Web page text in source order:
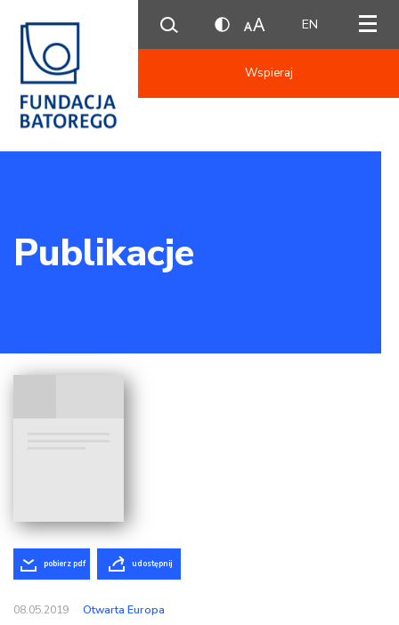
EN
Wspieraj
Publikacje
pobierz pdf udostępnij
08.05.2019 Otwarta Europa